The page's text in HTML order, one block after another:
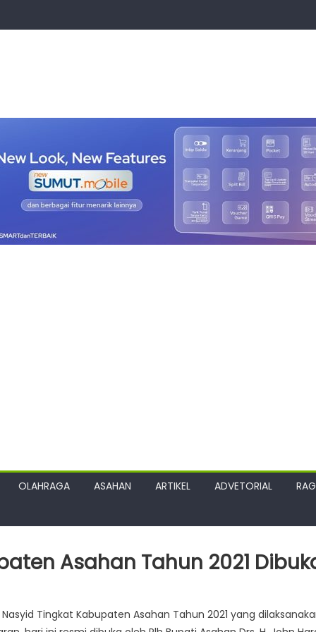
OLAHRAGA ASAHAN ARTIKEL ADVETORIAL
Asahan Tahun 2021
Tingkat Kabupaten Asahan Tahun 2021 yang